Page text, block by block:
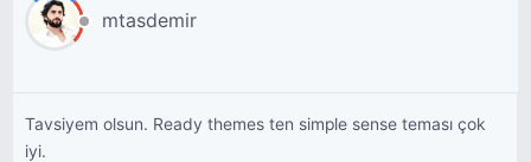
mtasdemir
Tavsiyem olsun. Ready themes ten simple sense teması çok
iyi.